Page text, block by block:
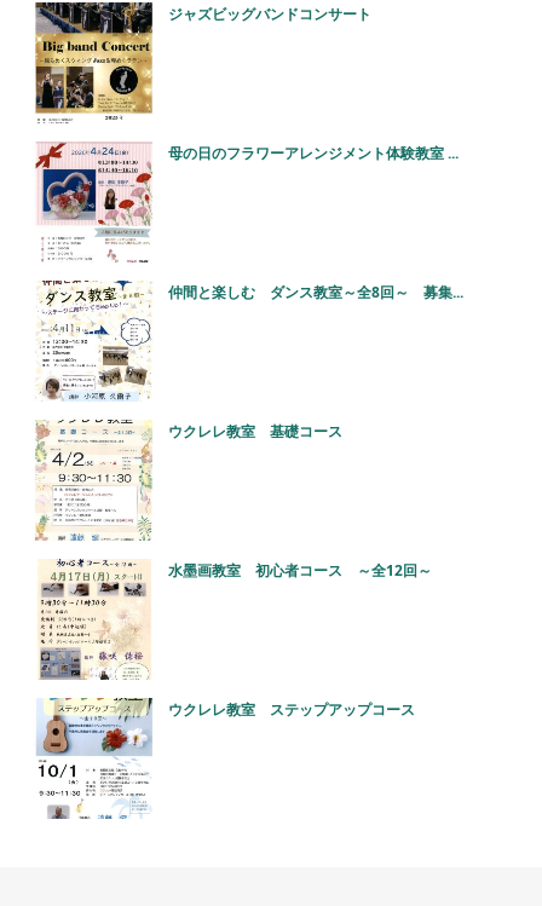
ジャズビッグバンドコンサート
母の日のフラワーアレンジメント体験教室 ...
仲間と楽しむ ダンス教室～全8回～ 募集...
ウクレレ教室 基礎コース
水墨画教室 初心者コース ～全12回～
ウクレレ教室 ステップアップコース